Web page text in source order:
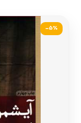
تاریخ و سیاست
کودک و نوجوان
علوم اجتماعی
5٪-